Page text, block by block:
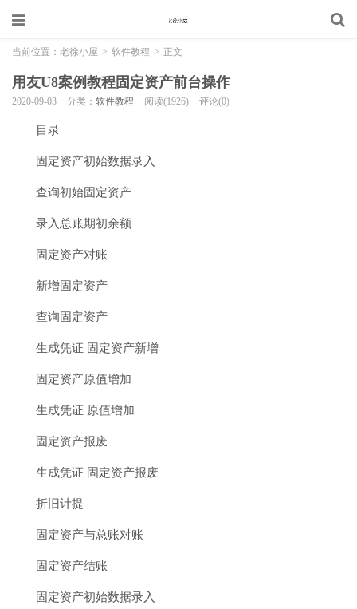
当前位置： 老徐小屋 > 软件教程 > 正文
用友U8案例教程固定资产前台操作
2020-09-03 分类： 软件教程 阅读(1926) 评论(0)
目录
固定资产初始数据录入
查询初始固定资产
录入总账期初余额
固定资产对账
新增固定资产
查询固定资产
生成凭证 固定资产新增
固定资产原值增加
生成凭证 原值增加
固定资产报废
生成凭证 固定资产报废
折旧计提
固定资产与总账对账
固定资产结账
固定资产初始数据录入